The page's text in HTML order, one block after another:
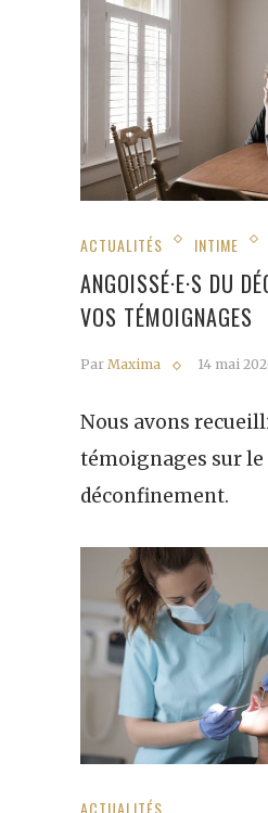
ACTUALITÉS INTIME
ANGOISSÉ·E·S DU
VOS TÉMOIGNAGES
Par Maxima 14 mai
Nous avons
témoignages sur le
déconfinement.
ACTUALITÉS